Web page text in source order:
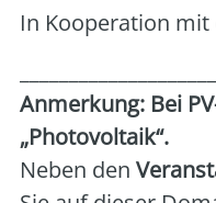
In Koope­ra­ti­on
Anmer­kung: Bei
„Pho­to­vol­ta­ik“.
Neben den